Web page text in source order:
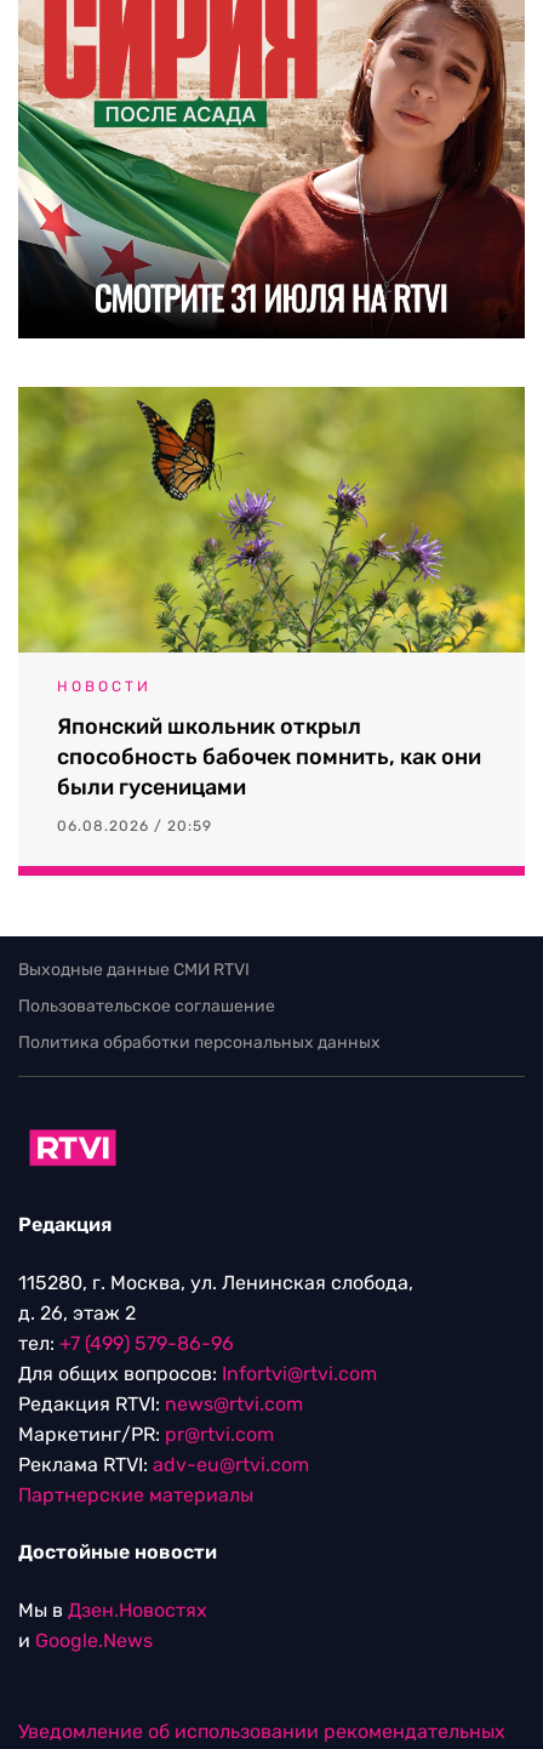
НОВОСТИ
Японский школьник открыл
способность бабочек помнить, как они
были гусеницами
06.08.2026 / 20:59
Выходные данные СМИ RTVI
Пользовательское соглашение
Политика обработки персональных данных
Редакция
115280, г. Москва, ул. Ленинская слобода,
д. 26, этаж 2
тел: +7 (499) 579-86-96
Для общих вопросов: Infortvi@rtvi.com
Редакция RTVI: news@rtvi.com
Маркетинг/PR: pr@rtvi.com
Реклама RTVI: adv-eu@rtvi.com
Партнерские материалы
Достойные новости
Мы в Дзен.Новостях
и Google.News
Уведомление об использовании рекомендательных